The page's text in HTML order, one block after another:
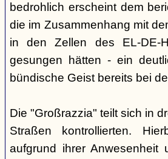
bedrohlich erscheint dem
die im Zusammenhang mit
in den Zellen des EL-DE-
gesungen hätten - ein
bündische Geist bereits bei
Die "Großrazzia" teilt sich in
Straßen kontrollierten.
aufgrund ihrer Anwesenheit